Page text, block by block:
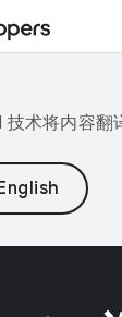
术将内容翻